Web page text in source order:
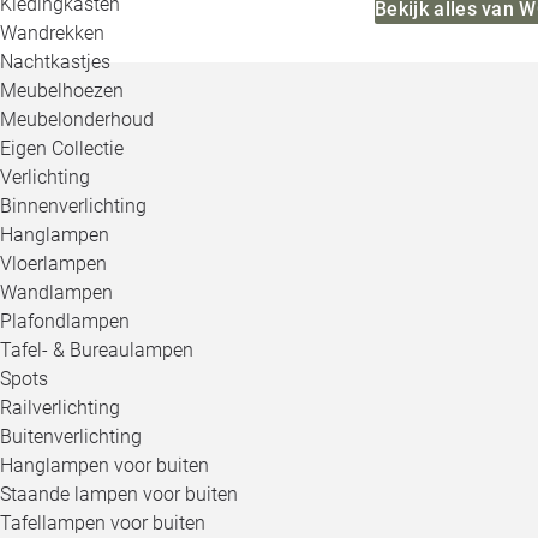
Wandrekken
Nachtkastjes
Meubelhoezen
Meubelonderhoud
Eigen Collectie
Verlichting
Binnenverlichting
Hanglampen
Vloerlampen
Wandlampen
Plafondlampen
Tafel- & Bureaulampen
Spots
Railverlichting
Buitenverlichting
Hanglampen voor buiten
Staande lampen voor buiten
Tafellampen voor buiten
Bekijk alles van